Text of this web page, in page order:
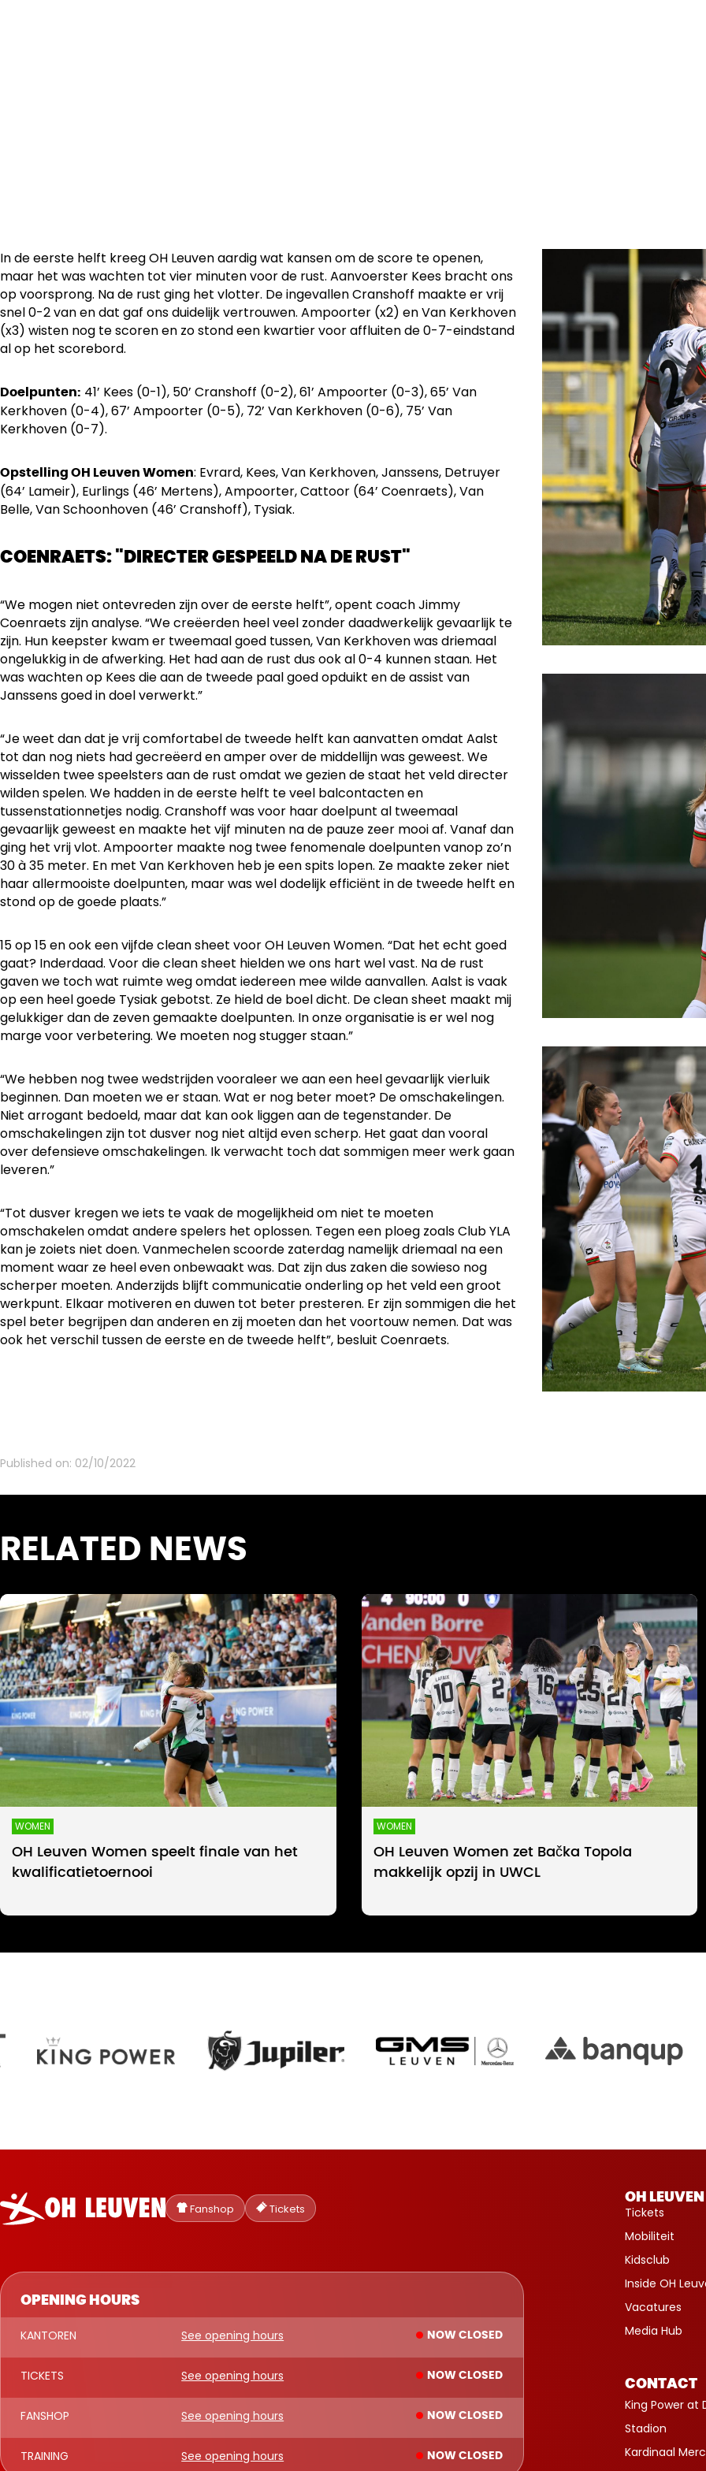
In de eerste helft kreeg OH Leuven aardig wat kansen om de score te openen,
maar het was wachten tot vier minuten voor de rust. Aanvoerster Kees bracht ons
op voorsprong. Na de rust ging het vlotter. De ingevallen Cranshoff maakte er vrij
snel 0-2 van en dat gaf ons duidelijk vertrouwen. Ampoorter (x2) en Van Kerkhoven
(x3) wisten nog te scoren en zo stond een kwartier voor affluiten de 0-7-eindstand
al op het scorebord.
Doelpunten: 41’ Kees (0-1), 50’ Cranshoff (0-2), 61’ Ampoorter (0-3), 65’ Van
Kerkhoven (0-4), 67’ Ampoorter (0-5), 72’ Van Kerkhoven (0-6), 75’ Van
Kerkhoven (0-7).
Opstelling OH Leuven Women: Evrard, Kees, Van Kerkhoven, Janssens, Detruyer
(64’ Lameir), Eurlings (46’ Mertens), Ampoorter, Cattoor (64’ Coenraets), Van
Belle, Van Schoonhoven (46’ Cranshoff), Tysiak.
COENRAETS: "DIRECTER GESPEELD NA DE RUST"
“We mogen niet ontevreden zijn over de eerste helft”, opent coach Jimmy
Coenraets zijn analyse. “We creëerden heel veel zonder daadwerkelijk gevaarlijk te
zijn. Hun keepster kwam er tweemaal goed tussen, Van Kerkhoven was driemaal
ongelukkig in de afwerking. Het had aan de rust dus ook al 0-4 kunnen staan. Het
was wachten op Kees die aan de tweede paal goed opduikt en de assist van
Janssens goed in doel verwerkt.”
“Je weet dan dat je vrij comfortabel de tweede helft kan aanvatten omdat Aalst
tot dan nog niets had gecreëerd en amper over de middellijn was geweest. We
wisselden twee speelsters aan de rust omdat we gezien de staat het veld directer
wilden spelen. We hadden in de eerste helft te veel balcontacten en
tussenstationnetjes nodig. Cranshoff was voor haar doelpunt al tweemaal
gevaarlijk geweest en maakte het vijf minuten na de pauze zeer mooi af. Vanaf dan
ging het vrij vlot. Ampoorter maakte nog twee fenomenale doelpunten vanop zo’n
30 à 35 meter. En met Van Kerkhoven heb je een spits lopen. Ze maakte zeker niet
haar allermooiste doelpunten, maar was wel dodelijk efficiënt in de tweede helft en
stond op de goede plaats.”
15 op 15 en ook een vijfde clean sheet voor OH Leuven Women. “Dat het echt goed
gaat? Inderdaad. Voor die clean sheet hielden we ons hart wel vast. Na de rust
gaven we toch wat ruimte weg omdat iedereen mee wilde aanvallen. Aalst is vaak
op een heel goede Tysiak gebotst. Ze hield de boel dicht. De clean sheet maakt mij
gelukkiger dan de zeven gemaakte doelpunten. In onze organisatie is er wel nog
marge voor verbetering. We moeten nog stugger staan.”
“We hebben nog twee wedstrijden vooraleer we aan een heel gevaarlijk vierluik
beginnen. Dan moeten we er staan. Wat er nog beter moet? De omschakelingen.
Niet arrogant bedoeld, maar dat kan ook liggen aan de tegenstander. De
omschakelingen zijn tot dusver nog niet altijd even scherp. Het gaat dan vooral
over defensieve omschakelingen. Ik verwacht toch dat sommigen meer werk gaan
leveren.”
“Tot dusver kregen we iets te vaak de mogelijkheid om niet te moeten
omschakelen omdat andere spelers het oplossen. Tegen een ploeg zoals Club YLA
kan je zoiets niet doen. Vanmechelen scoorde zaterdag namelijk driemaal na een
moment waar ze heel even onbewaakt was. Dat zijn dus zaken die sowieso nog
scherper moeten. Anderzijds blijft communicatie onderling op het veld een groot
werkpunt. Elkaar motiveren en duwen tot beter presteren. Er zijn sommigen die het
spel beter begrijpen dan anderen en zij moeten dan het voortouw nemen. Dat was
ook het verschil tussen de eerste en de tweede helft”, besluit Coenraets.
Published on: 02/10/2022
RELATED NEWS
WOMEN
OH Leuven Women speelt finale van het
kwalificatietoernooi
WOMEN
OH Leuven Women zet Bačka Topola
makkelijk opzij in UWCL
Oud-
Heverlee
Leuven
Fanshop Tickets
OPENING HOURS
KANTOREN See opening hours NOW CLOSED
TICKETS See opening hours NOW CLOSED
FANSHOP See opening hours NOW CLOSED
TRAINING See opening hours NOW CLOSED
OH LEUVEN
Tickets
Mobiliteit
Kidsclub
Inside OH
Vacatures
Media Hub
CONTACT
King Power at
Stadion
Kardinaal